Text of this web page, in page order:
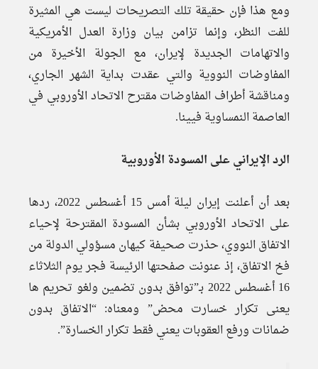
ومع هذا فإن حقيقة تلك التصريحات ليست هي المثيرة
للفت النظر، وإنما تزامن بيان وزارة العدل الأمريكية
والاتهامات الجديدة لإيران، مع الجولة الأخيرة من
المفاوضات النووية والتي عقدت بداية الشهر الجاري،
ومناقشة أطراف المفاوضات مقترح الاتحاد الأوروبي في
العاصمة النمساوية فيينا.
الرد الإيراني على المسودة الأوروبية
بعد أن أعلنت إيران ليلة أمس 15 أغسطس 2022، ردها
على الاتحاد الأوروبي بشأن المسودة المقترحة لإحياء
الاتفاق النووي، حذرت صحيفة كيهان مسؤولي الدولة من
فخ الاتفاق، إذ عنونت صفحتها الرئيسة فجر يوم الثلاثاء
16 أغسطس 2022 بـ”توافق بدون تضمين ولغو تحريم ها
يعنى تكرار خسارت محض” ومعناه: “الاتفاق بدون
ضمانات ورفع العقوبات يعني فقط تكرار الخسارة”.